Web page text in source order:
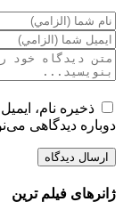
ذخیره نام،
دوباره دیدگاهی
ژانرهای فیلم ترین